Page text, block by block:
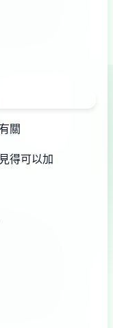
關
得可以加